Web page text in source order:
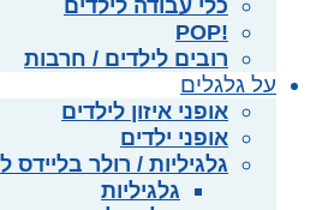
כלי עבודה לילדים
!POP
רובים לילדים / חרבות
על גלגלים
אופני איזון לילדים
אופני ילדים
גלגיליות / רולר בליידס
גלגיליות